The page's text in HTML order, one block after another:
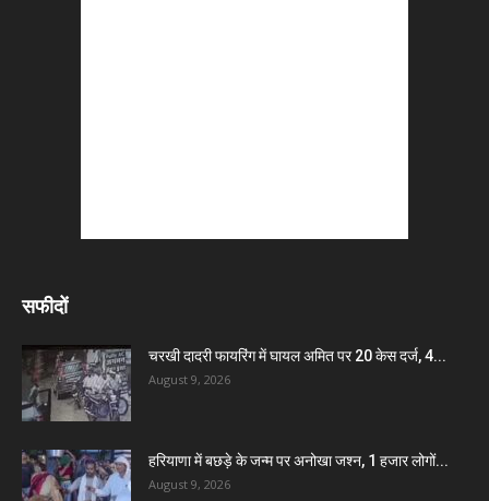
सफीदों
चरखी दादरी फायरिंग में घायल अमित पर 20 केस दर्ज, 4...
August 9, 2026
हरियाणा में बछड़े के जन्म पर अनोखा जश्न, 1 हजार लोगों...
August 9, 2026